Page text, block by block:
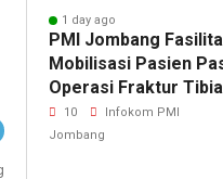
1 day ago
PMI Jombang
Mobilisasi Pasien
Operasi Fraktur Tibia
Secara Aman dan
Humanis
10
Infokom PMI
Jombang